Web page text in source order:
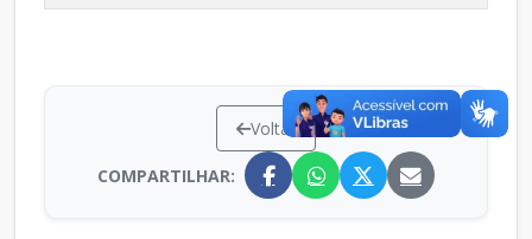
Voltar
COMPARTILHAR: